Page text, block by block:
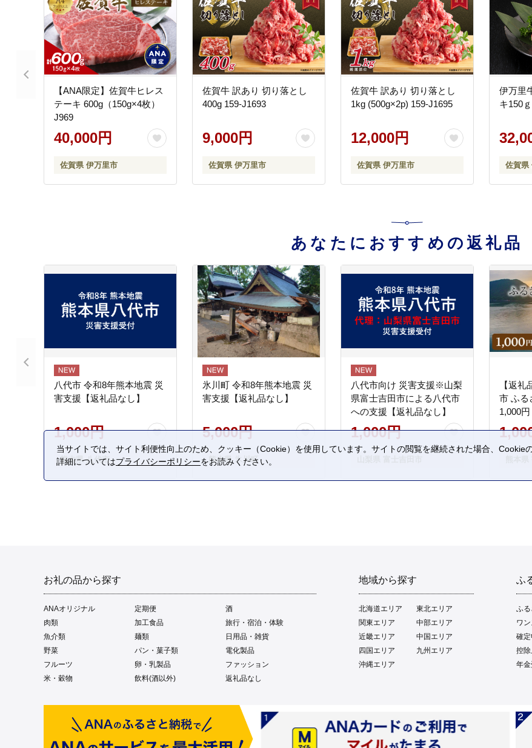
【ANA限定】佐賀牛ヒレス
テーキ 600g（150g×4枚）
J969
40,000円
佐賀県 伊万里市
佐賀牛 訳あり 切り落とし
400g 159-J1693
9,000円
佐賀県 伊万里市
佐賀牛 訳あり 切り落とし
1kg (500g×2p) 159-J1695
12,000円
佐賀県 伊万里市
伊万里
キ150
佐賀県
あなたにおすすめの返礼品
八代市 令和8年熊本地震 災
害支援【返礼品なし】
1,000円
熊本県 八代市
氷川町 令和8年熊本地震 災
害支援【返礼品なし】
5,000円
熊本県 氷川町
八代市向け 災害支援※山梨
県富士吉田市による八代市
への支援【返礼品なし】
1,000円
【返
市 ふる
1,000円
お礼の品から探す
ANAオリジナル 定期便
酒
肉類
加工食品
旅行・宿泊・体験
魚介類
麺類
日用品・雑貨
野菜
パン・菓子類
電化製品
フルーツ
卵・乳製品
ファッション
米・穀物
飲料(酒以外) 返礼品なし
地域から探す
北海道エリア
東北エリア
関東エリア
中部エリア
近畿エリア
中国エリア
四国エリア
九州エリア
沖縄エリア
ふ
ふ
ワ
確
控
年
当サイトでは、サイト利便性向上のため、クッキー（Cookie）を使用しています。サイトの閲覧を継続された場合、Cookie
詳細についてはプライバシーポリシーをお読みください。